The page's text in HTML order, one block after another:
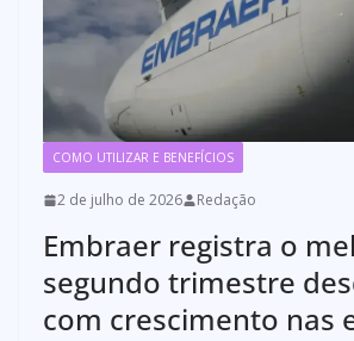
COMO UTILIZAR E BENEFÍCIOS
2 de julho de 2026 Redação
Embraer registra o
segundo trimestre
com crescimento nas